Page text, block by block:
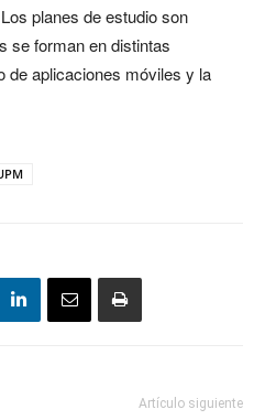
planes de estudio son
se forman en distintas
de aplicaciones móviles y la
Artículo siguiente